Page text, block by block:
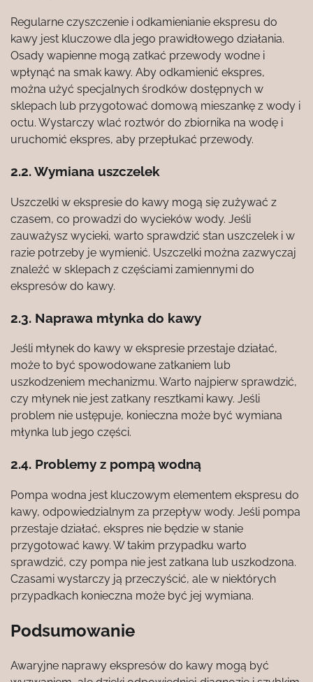
Regularne czyszczenie i odkamienianie ekspresu do
kawy jest kluczowe dla jego prawidłowego działania.
Osady wapienne mogą zatkać przewody wodne i
wpłynąć na smak kawy. Aby odkamienić ekspres,
można użyć specjalnych środków dostępnych w
sklepach lub przygotować domową mieszankę z wody i
octu. Wystarczy wlać roztwór do zbiornika na wodę i
uruchomić ekspres, aby przepłukać przewody.
2.2. Wymiana uszczelek
Uszczelki w ekspresie do kawy mogą się zużywać z
czasem, co prowadzi do wycieków wody. Jeśli
zauważysz wycieki, warto sprawdzić stan uszczelek i w
razie potrzeby je wymienić. Uszczelki można zazwyczaj
znaleźć w sklepach z częściami zamiennymi do
ekspresów do kawy.
2.3. Naprawa młynka do kawy
Jeśli młynek do kawy w ekspresie przestaje działać,
może to być spowodowane zatkaniem lub
uszkodzeniem mechanizmu. Warto najpierw sprawdzić,
czy młynek nie jest zatkany resztkami kawy. Jeśli
problem nie ustępuje, konieczna może być wymiana
młynka lub jego części.
2.4. Problemy z pompą wodną
Pompa wodna jest kluczowym elementem ekspresu do
kawy, odpowiedzialnym za przepływ wody. Jeśli pompa
przestaje działać, ekspres nie będzie w stanie
przygotować kawy. W takim przypadku warto
sprawdzić, czy pompa nie jest zatkana lub uszkodzona.
Czasami wystarczy ją przeczyścić, ale w niektórych
przypadkach konieczna może być jej wymiana.
Podsumowanie
Awaryjne naprawy ekspresów do kawy mogą być